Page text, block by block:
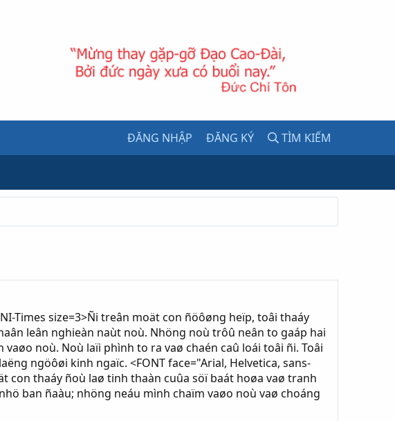
ĐĂNG NHẬP ĐĂNG KÝ TÌM KIẾM
Times size=3>Ñi treân moät con ñöôøng heïp, toâi thaáy
leân nghieàn naùt noù. Nhöng noù trôû neân to gaáp hai
noù. Noù laïi phình to ra vaø chaén caû loái toâi ñi. Toâi
ngöôøi kinh ngaïc. <FONT face="Arial, Helvetica, sans-
con thaáy ñoù laø tinh thaàn cuûa söï baát hoøa vaø tranh
ban ñaàu; nhöng neáu mình chaïm vaøo noù vaø choáng